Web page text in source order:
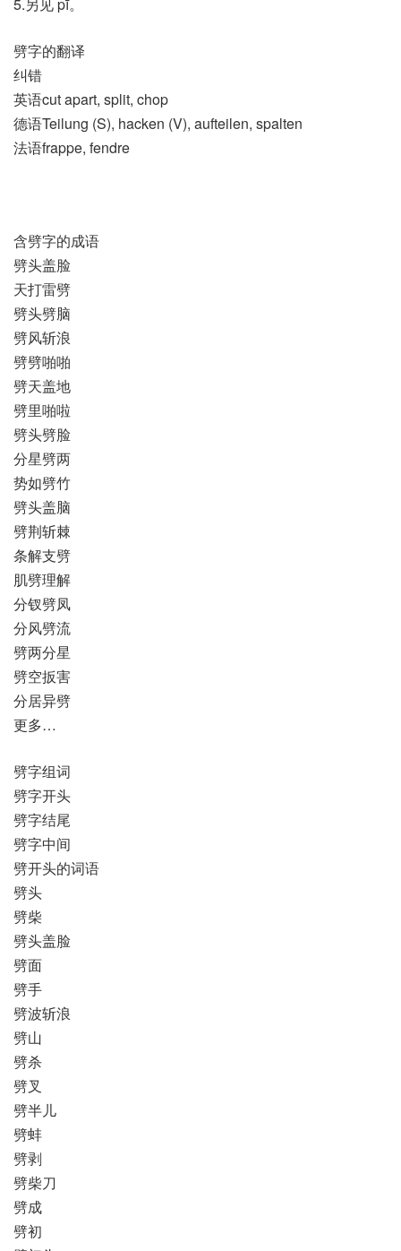
劈字的翻译
纠错
英语cut apart, split, chop
德语Teilung (S)​, hacken (V)​, aufteilen, spalten
法语frappe, fendre
含劈字的成语
劈头盖脸
天打雷劈
劈头劈脑
劈风斩浪
劈劈啪啪
劈天盖地
劈里啪啦
劈头劈脸
分星劈两
势如劈竹
劈头盖脑
劈荆斩棘
条解支劈
肌劈理解
分钗劈凤
分风劈流
劈两分星
劈空扳害
分居异劈
更多…
劈字组词
劈字开头
劈字结尾
劈字中间
劈开头的词语
劈头
劈柴
劈头盖脸
劈面
劈手
劈波斩浪
劈山
劈杀
劈叉
劈半儿
劈蚌
劈剥
劈柴刀
劈成
劈初